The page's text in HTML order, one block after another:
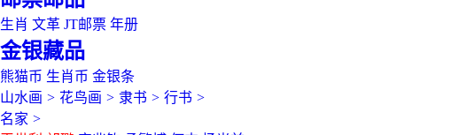
生肖 文革 JT邮票 年册
金银藏品
熊猫币 生肖币 金银条
山水画 > 花鸟画 > 隶书 > 行书 >
名家 >